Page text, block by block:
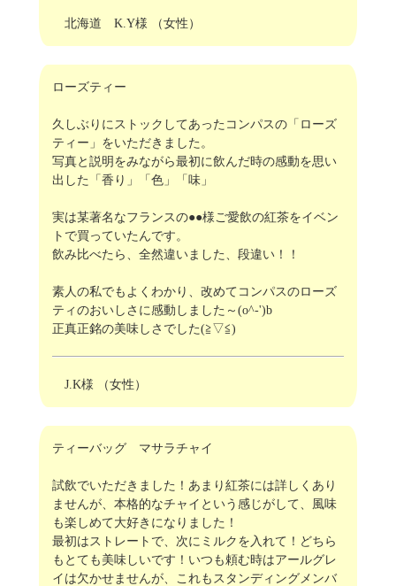
北海道 K.Y様 （女性）
ローズティー
久しぶりにストックしてあったコンパスの「ローズ
ティー」をいただきました。
写真と説明をみながら最初に飲んだ時の感動を思い
出した「香り」「色」「味」
実は某著名なフランスの●●様ご愛飲の紅茶をイベン
トで買っていたんです。
飲み比べたら、全然違いました、段違い！！
素人の私でもよくわかり、改めてコンパスのローズ
ティのおいしさに感動しました～(o^-')b
正真正銘の美味しさでした(≧▽≦)
J.K様 （女性）
ティーバッグ マサラチャイ
試飲でいただきました！あまり紅茶には詳しくあり
ませんが、本格的なチャイという感じがして、風味
も楽しめて大好きになりました！
最初はストレートで、次にミルクを入れて！どちら
もとても美味しいです！いつも頼む時はアールグレ
イは欠かせませんが、これもスタンディングメンバ